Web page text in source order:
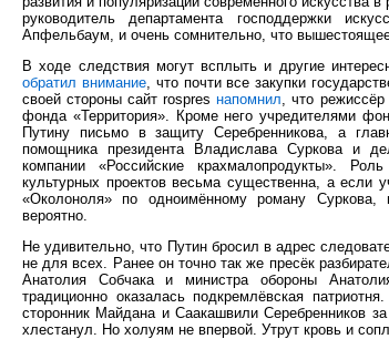
руководитель департамента господдержки
Апфельбаум, и очень сомнительно, что
В ходе следствия могут всплыть и другие
обратил внимание, что почти все закупки
своей стороны сайт rospresнапомнил , что
фонда «Территория». Кроме него учредителями
Путину письмо в защиту Серебренникова, а
помощника президента Владислава Суркова и
компании «Российские крахмалопродукты».
культурных проектов весьма существенна, а если
«Околоноля» по одноимённому роману
вероятно.
Не удивительно, что Путин бросил в адрес
не для всех. Ранее он точно так же пресёк
Анатолия Собчака и министра обороны
традиционно оказалась подкремлёвская
сторонник Майдана и Саакашвили Серебренников
хлестанул. Но холуям не впервой. Утрут кровь и